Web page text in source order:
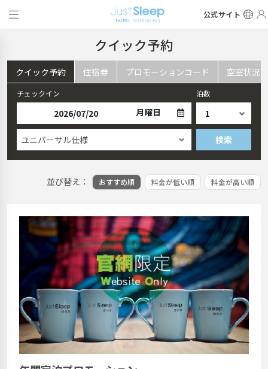
公式サイト
クイック予約
クイック予約 住宿券 プロモーションコード 空室状況
チェックイン
月曜日
泊数
ユニバーサル仕様 検索
並び替え： おすすめ順 料金が低い順 料金が高い順